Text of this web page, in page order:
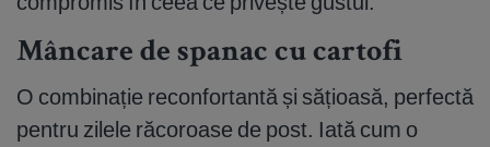
Mâncare de spanac cu cartofi
O combinație reconfortantă și sățioasă, perfectă
pentru zilele răcoroase de post. Iată cum o